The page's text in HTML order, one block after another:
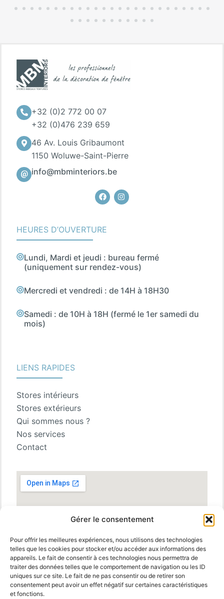
Gérer le consentement
Pour offrir les meilleures expériences, nous utilisons des technologies
telles que les cookies pour stocker et/ou accéder aux informations des
appareils. Le fait de consentir à ces technologies nous permettra de
traiter des données telles que le comportement de navigation ou les ID
uniques sur ce site. Le fait de ne pas consentir ou de retirer son
consentement peut avoir un effet négatif sur certaines caractéristiques
et fonctions.
+32 (0)2 772 00 07
+32 (0)476 239 659
46 Av. Louis Gribaumont
1150 Woluwe-Saint-Pierre
info@mbminteriors.be
FacebookInstagram
HEURES D’OUVERTURE
Lundi, Mardi et jeudi : bureau fermé
(uniquement sur rendez-vous)
Mercredi et vendredi : de 14H à 18H30
Samedi : de 10H à 18H (fermé le 1er samedi du
mois)
LIENS RAPIDES
Stores intérieurs
Stores extérieurs
Qui sommes nous ?
Nos services
Contact